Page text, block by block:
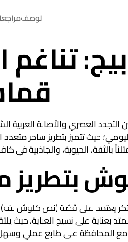
الوصف
بيج:
التجدد العصري والأصالة العربية
حيث تتميز بتطريز ساحر
بالثقة، الحيوية، والجاذبية في
يعتمد على قَصّة (نص كلوش لف)
بعناية على نسيج العباية،
مع المحافظة على طابع عملي وسهل